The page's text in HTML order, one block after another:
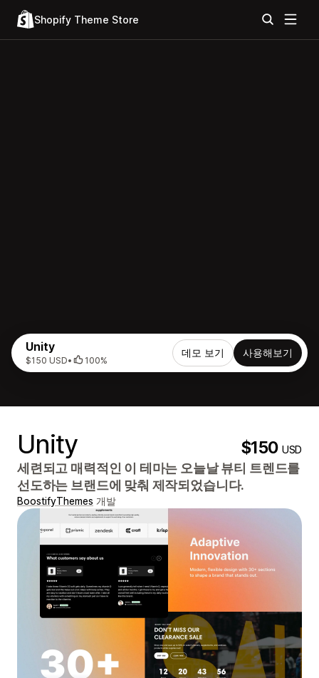
Shopify Theme Store
Unity
$150 USD• 100%
데모 보기 사용해보기
Unity $150USD
세련되고 매력적인 이 테마는 오늘날 뷰티 트렌드를
선도하는 브랜드에 맞춰 제작되었습니다.
BoostifyThemes 개발